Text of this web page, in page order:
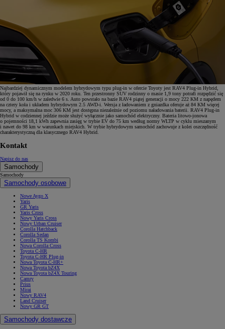
Najbardziej dynamicznym modelem hybrydowym typu plug-in w ofercie Toyoty jest RAV4 Plug-in Hybrid,
który pojawił się na rynku w 2020 roku. Ten przestronny SUV rodzinny o masie 1,9 tony potrafi rozpędzić się
od 0 do 100 km/h w zaledwie 6 s. Auto powstało na bazie RAV4 piątej generacji o mocy 222 KM z napędem
na cztery koła i układem hybrydowym 2.5 AWD-i. Wersja z ładowaniem z gniazdka oferuje aż 84 KM więcej
mocy, a maksymalna moc 306 KM jest dostępna niezależnie od poziomu naładowania baterii. RAV4 Plug-in
Hybrid w codziennej jeździe może służyć wyłącznie jako samochód elektryczny. Bateria litowo-jonowa
o pojemności 18,1 kWh zapewnia zasięg w trybie EV do 75 km według normy WLTP w cyklu mieszanym
i nawet do 98 km w warunkach miejskich. W trybie hybrydowym samochód zachowuje z kolei oszczędność
charakterystyczną dla klasycznego RAV4 Hybrid.
Kontakt
Napisz do nas
Samochody
Samochody
Samochody osobowe
Nowe Aygo X
Yaris
GR Yaris
Yaris Cross
Nowy Yaris Cross
Nowy Urban Cruiser
Corolla Hatchback
Corolla Sedan
Corolla TS Kombi
Nowa Corolla Cross
Toyota C-HR
Toyota C-HR Plug-in
Nowa Toyota C-HR+
Nowa Toyota bZ4X
Nowa Toyota bZ4X Touring
Camry
Prius
Mirai
Nowy RAV4
Land Cruiser
Nowy GR GT
Samochody dostawcze